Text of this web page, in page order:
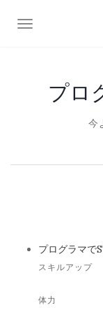
ナビゲーション切
プロ
今
プログラマで
スキルアップ
体力